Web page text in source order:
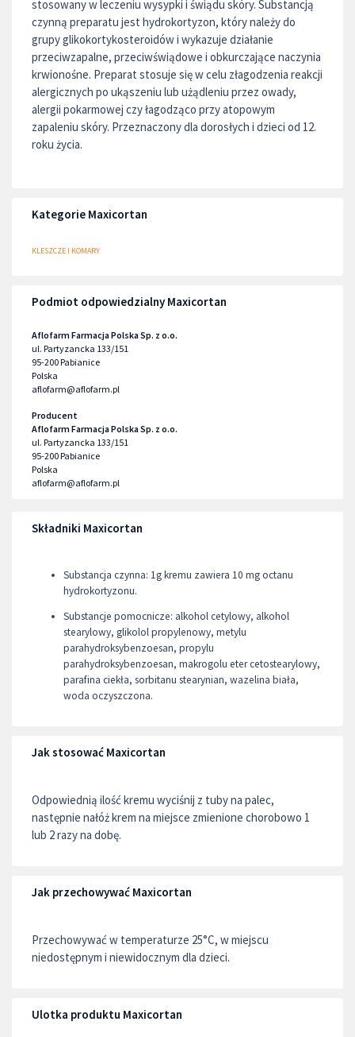
stosowany w leczeniu wysypki i świądu skóry. Substancją
czynną preparatu jest hydrokortyzon, który należy do
grupy glikokortykosteroidów i wykazuje działanie
przeciwzapalne, przeciwświądowe i obkurczające naczynia
krwionośne. Preparat stosuje się w celu złagodzenia reakcji
alergicznych po ukąszeniu lub użądleniu przez owady,
alergii pokarmowej czy łagodząco przy atopowym
zapaleniu skóry. Przeznaczony dla dorosłych i dzieci od 12.
roku życia.
Kategorie Maxicortan
KLESZCZE I KOMARY
Podmiot odpowiedzialny Maxicortan
Aflofarm Farmacja Polska Sp. z o.o.
ul. Partyzancka 133/151
95-200Pabianice
Polska
aflofarm@aflofarm.pl
Producent
Aflofarm Farmacja Polska Sp. z o.o.
ul. Partyzancka 133/151
95-200Pabianice
Polska
aflofarm@aflofarm.pl
Składniki Maxicortan
Substancja czynna: 1g kremu zawiera 10 mg octanu
hydrokortyzonu.
Substancje pomocnicze: alkohol cetylowy, alkohol
stearylowy, glikolol propylenowy, metylu
parahydroksybenzoesan, propylu
parahydroksybenzoesan, makrogolu eter cetostearylowy,
parafina ciekła, sorbitanu stearynian, wazelina biała,
woda oczyszczona.
Jak stosować Maxicortan
Odpowiednią ilość kremu wyciśnij z tuby na palec,
następnie nałóż krem na miejsce zmienione chorobowo 1
lub 2 razy na dobę.
Jak przechowywać Maxicortan
Przechowywać w temperaturze 25°C, w miejscu
niedostępnym i niewidocznym dla dzieci.
Ulotka produktu Maxicortan